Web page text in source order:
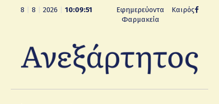
8 8 2026 10:09:52
Εφημερεύοντα
Φαρμακεία
Καιρός